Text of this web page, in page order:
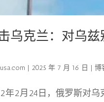
乌克兰：对乌兹
| 2025 年 7 月 16 日 |博
年2月24日，俄罗斯对